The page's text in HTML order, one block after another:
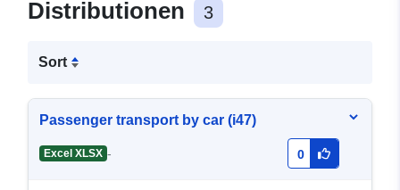
Distributionen 3
Sort
Passenger transport by car (i47)
Excel XLSX - 0